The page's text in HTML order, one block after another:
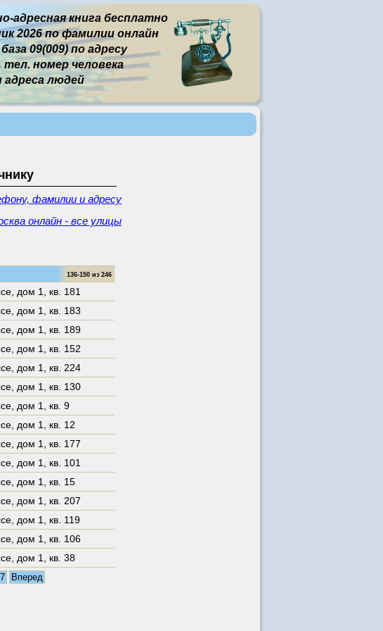
адресная книга бесплатно
2026 по фамилии онлайн
09(009) по адресу
номер человека
людей
фамилии и адресу
онлайн - все улицы
136-150 из 246
дом 1
кв. 181
дом 1
кв. 183
дом 1
кв. 189
дом 1
кв. 152
дом 1
кв. 224
дом 1
кв. 130
дом 1
кв. 9
дом 1
кв. 12
дом 1
кв. 177
дом 1
кв. 101
дом 1
кв. 15
дом 1
кв. 207
дом 1
кв. 119
дом 1
кв. 106
дом 1 кв. 38
Вперед